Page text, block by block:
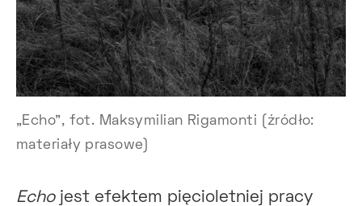
„Echo”, fot. Maksymilian Rigamonti (źródło:
materiały prasowe)
Echojest efektem pięcioletniej pracy